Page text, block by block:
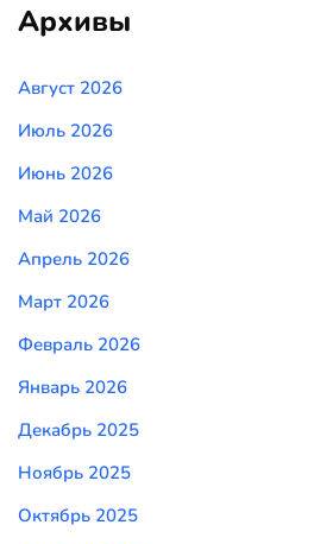
Архивы
Август 2026
Июль 2026
Июнь 2026
Май 2026
Апрель 2026
Март 2026
Февраль 2026
Январь 2026
Декабрь 2025
Ноябрь 2025
Октябрь 2025